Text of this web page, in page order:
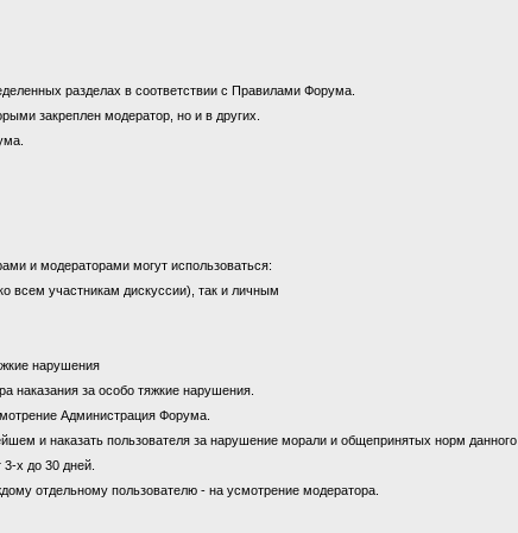
разделах в соответствии с Правилами Форума.
закреплен модератор, но и в других.
и модераторами могут использоваться:
всем участникам дискуссии), так и личным
нарушения
наказания за особо тяжкие нарушения.
Администрация Форума.
и наказать пользователя за нарушение морали и общепринятых норм
х до 30 дней.
отдельному пользователю - на усмотрение модератора.